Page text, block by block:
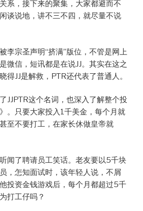
系，接下来的聚集，大家都避而不
谈说地，讲不三不四，就尽量不说
李宗圣声明“挤满”版位，不管是网上
微信，短讯都是在说JJ。其实在这之
得JJ是解救，PTR还代表了普通人。
JJPTR这个名词，也深入了解整个投
。只要大家投入1千美金，每个月就
至不要打工，在家长休做皇帝就
闻了聘请员工笑话。老友要以5千块
，怎知面试时，该年轻人说，不屑
投资金钱游戏后，每个月都超过5千
打工仔吗？